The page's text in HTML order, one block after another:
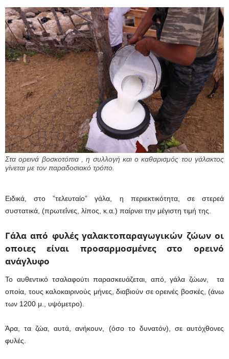
Στα ορεινά βοσκοτόπια , η συλλογή και ο καθαρισμός του γάλακτος
γίνεται με τον παραδοσιακό τρόπο.
Ειδικά, στο ”τελευταίο” γάλα, η περιεκτικότητα, σε στερεά
συστατικά, (πρωτεΐνες, λίπος, κ.α.) παίρνει την μέγιστη τιμή της.
Γάλα από φυλές γαλακτοπαραγωγικών ζώων οι
οποιες είναι προσαρμοσμένες στο ορεινό
ανάγλυφο
Το αυθεντικό τσαλαφούτι παρασκευάζεται, από, γάλα ζώων, τα
οποία, τους καλοκαιρινούς μήνες, διαβιούν σε ορεινές βοσκές, (άνω
των 1200 μ., υψόμετρο).
Άρα, τα ζώα, αυτά, ανήκουν, (όσο το δυνατόν), σε αυτόχθονες
φυλές.